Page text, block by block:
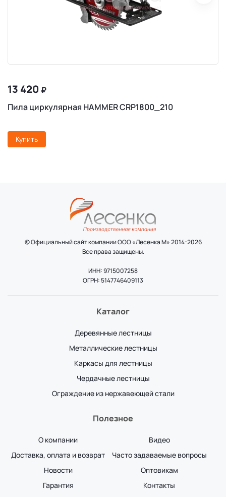
13 420 ₽
Пила циркулярная HAMMER CRP1800_210
Купить
© Официальный сайт компании ООО «Лесенка М» 2014-2026
Все права защищены.
ИНН: 9715007258
ОГРН: 5147746409113
Каталог
Деревянные лестницы
Металлические лестницы
Каркасы для лестницы
Чердачные лестницы
Ограждение из нержавеющей стали
Полезное
О компании
Доставка, оплата и возврат
Новости
Гарантия
Видео
Часто задаваемые вопросы
Оптовикам
Контакты